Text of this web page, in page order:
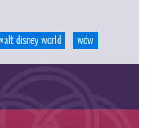
disney world wdw